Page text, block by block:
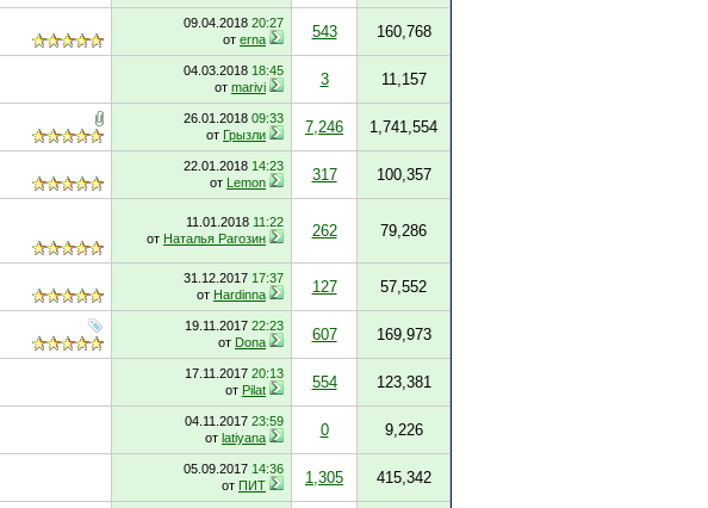
09.04.2018 20:27
от erna 543 160,768
04.03.2018 18:45
от marivi 3 11,157
26.01.2018 09:33
от Грызли 7,246 1,741,554
22.01.2018 14:23
от Lemon 317 100,357
11.01.2018 11:22
от Наталья Рагозин 262 79,286
31.12.2017 17:37
от Hardinna 127 57,552
19.11.2017 22:23
от Dona 607 169,973
17.11.2017 20:13
от Pilat 554 123,381
04.11.2017 23:59
от latiyana 0 9,226
05.09.2017 14:36
от ПИТ 1,305 415,342